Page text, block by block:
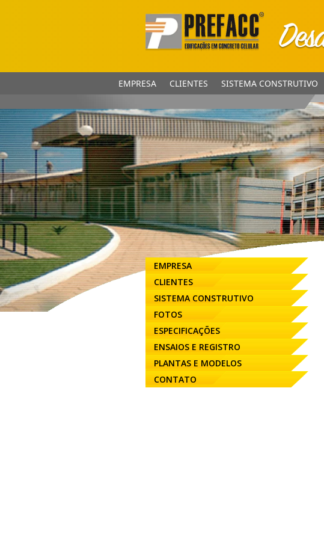
EMPRESA CLIENTES SISTEMA CONSTRUTIVO
EMPRESA
CLIENTES
SISTEMA CONSTRUTIVO
FOTOS
ESPECIFICAÇÕES
ENSAIOS E REGISTRO
PLANTAS E MODELOS
CONTATO